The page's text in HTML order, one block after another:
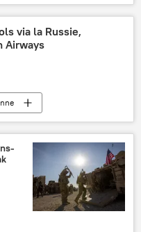
via la Russie,
Airways